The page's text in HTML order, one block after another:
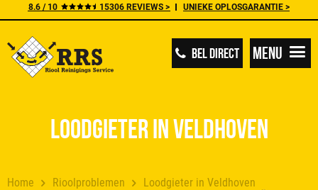
8.6 / 10 15306 REVIEWS > UNIEKE OPLOSGARANTIE >
BEL DIRECT Menu
Home Rioolproblemen Loodgieter in Veldhoven
Loodgieter in Veldhoven